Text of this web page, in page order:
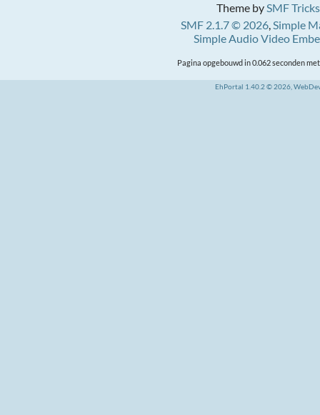
Theme bySMF Tricks
SMF 2.1.7 © 2026,Simple
Simple Audio Video
Pagina opgebouwd in 0.062 seconden
EhPortal 1.40.2 © 2026,